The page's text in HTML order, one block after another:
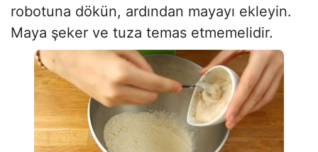
robotuna dökün, ardından mayayı ekleyin.
Maya şeker ve tuza temas etmemelidir.